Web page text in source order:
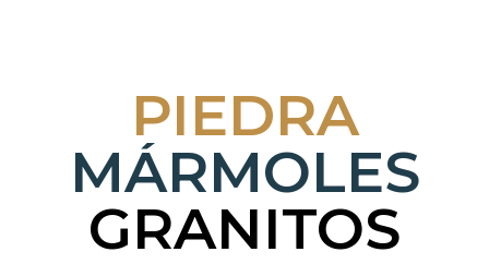
PIEDRA
MÁRMOLES
GRANITOS